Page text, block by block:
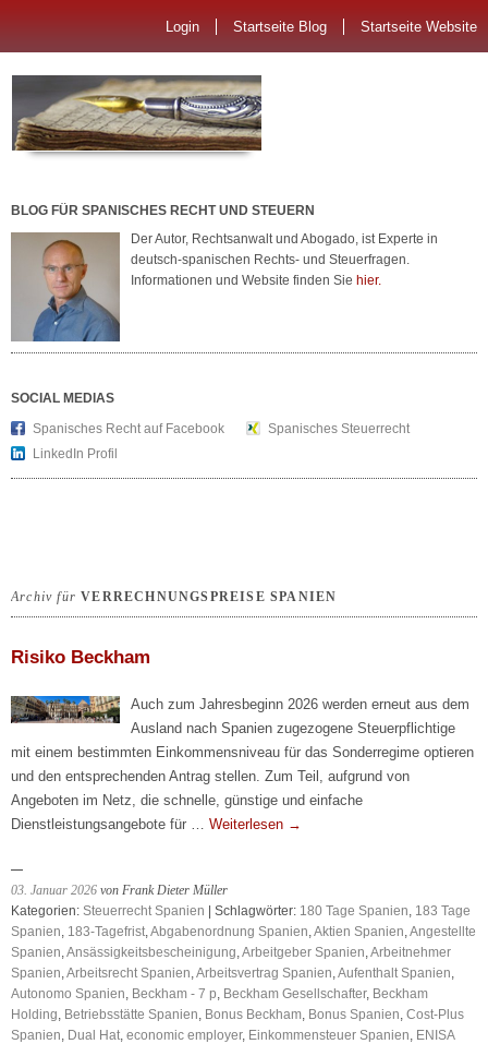
Login Startseite Blog Startseite Website
BLOG FÜR SPANISCHES RECHT UND STEUERN
Der Autor, Rechtsanwalt und Abogado, ist Experte in
deutsch-spanischen Rechts- und Steuerfragen.
Informationen und Website finden Sie hier.
SOCIAL MEDIAS
Spanisches Recht auf Facebook
Spanisches Steuerrecht
LinkedIn Profil
Archiv fürVERRECHNUNGSPREISE SPANIEN
Risiko Beckham
Auch zum Jahresbeginn 2026 werden erneut aus dem
Ausland nach Spanien zugezogene Steuerpflichtige
mit einem bestimmten Einkommensniveau für das Sonderregime optieren
und den entsprechenden Antrag stellen. Zum Teil, aufgrund von
Angeboten im Netz, die schnelle, günstige und einfache
Dienstleistungsangebote für … Weiterlesen →
03. Januar 2026 von Frank Dieter Müller
Kategorien: Steuerrecht Spanien | Schlagwörter: 180 Tage Spanien, 183 Tage
Spanien, 183-Tagefrist,Abgabenordnung Spanien,Aktien Spanien,Angestellte
Spanien,Ansässigkeitsbescheinigung,Arbeitgeber Spanien,Arbeitnehmer
Spanien,Arbeitsrecht Spanien,Arbeitsvertrag Spanien,Aufenthalt Spanien,
Autonomo Spanien, Beckham - 7 p, Beckham Gesellschafter, Beckham
Holding, Betriebsstätte Spanien, Bonus Beckham, Bonus Spanien, Cost-Plus
Spanien, Dual Hat, economic employer, Einkommensteuer Spanien, ENISA